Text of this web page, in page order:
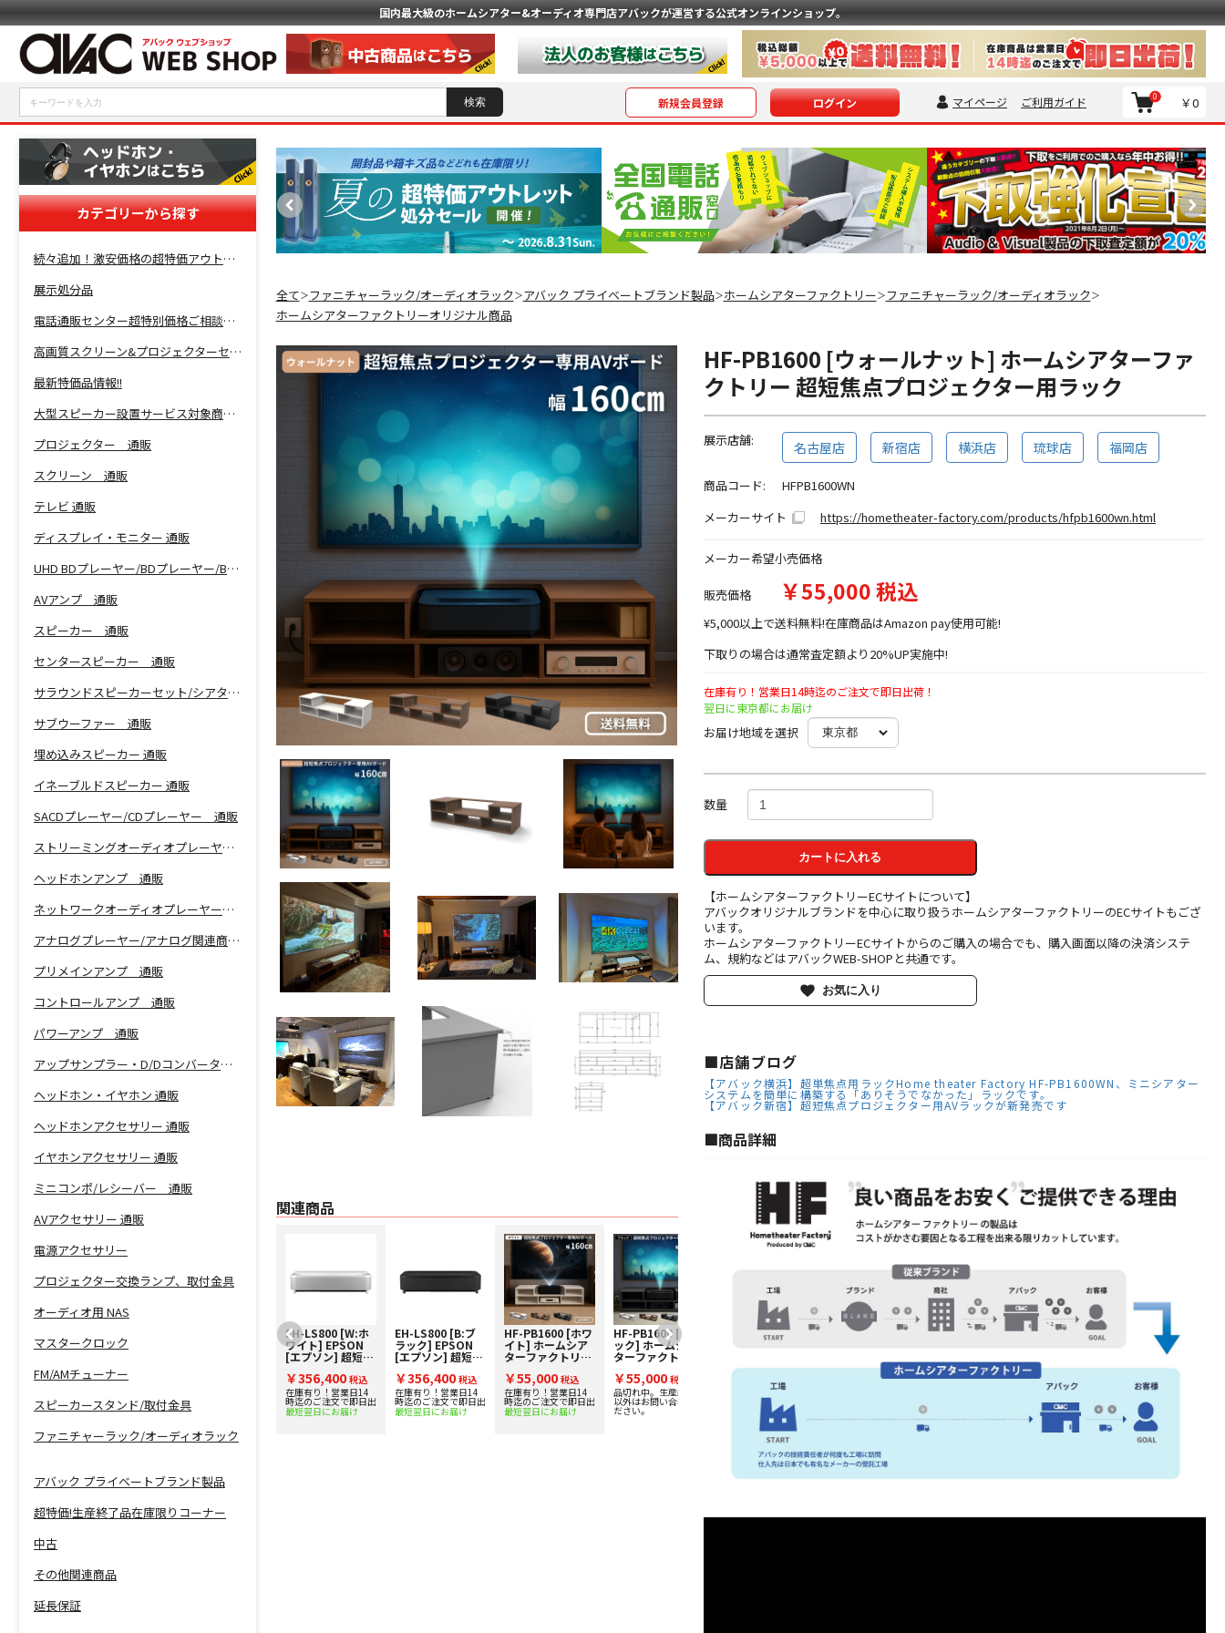
国内最大級のホームシアター&オーディオ専門店アバックが運営する公式オンラインショップ。
新規会員登録 ログイン マイページ ご利用ガイド ￥0
0
カテゴリーから探す
続々追加！激安価格の超特価アウトレットセール開催！
展示処分品
電話通販センター超特別価格ご相談コーナー！
高画質スクリーン&プロジェクターセット超特価！
最新特価品情報!!
大型スピーカー設置サービス対象商品！
プロジェクター 通販
スクリーン 通販
テレビ 通販
ディスプレイ・モニター 通販
UHD BDプレーヤー/BDプレーヤー/BDレコーダー 通販
AVアンプ 通販
スピーカー 通販
センタースピーカー 通販
サラウンドスピーカーセット/シアターバー 通販
サブウーファー 通販
埋め込みスピーカー 通販
イネーブルドスピーカー 通販
SACDプレーヤー/CDプレーヤー 通販
ストリーミングオーディオプレーヤー 通販
ヘッドホンアンプ 通販
ネットワークオーディオプレーヤー 通販
アナログプレーヤー/アナログ関連商品 通販
プリメインアンプ 通販
コントロールアンプ 通販
パワーアンプ 通販
アップサンプラー・D/Dコンバーター 通販
ヘッドホン・イヤホン 通販
ヘッドホンアクセサリー 通販
イヤホンアクセサリー 通販
ミニコンポ/レシーバー 通販
AVアクセサリー 通販
電源アクセサリー
プロジェクター交換ランプ、取付金具
オーディオ用 NAS
マスタークロック
FM/AMチューナー
スピーカースタンド/取付金具
ファニチャーラック/オーディオラック
アバック プライベートブランド製品
超特価!生産終了品在庫限りコーナー
中古
その他関連商品
延長保証
全て＞ファニチャーラック/オーディオラック＞アバック プライベートブランド製品＞ホームシアターファクトリー＞ファニチャーラック/オーディオラック＞
ホームシアターファクトリーオリジナル商品
関連商品
以外はお問い合わせく
ださい。
EH-LS800 [W:ホ
ワイト] EPSON
[エプソン] 超短焦
点4Kプロジェクタ
ー レーザー光源
下取り査定額20%
アップ実施中！
￥356,400 税込
在庫有り！営業日14
時迄のご注文で即日出
最短翌日にお届け
EH-LS800 [B:ブ
ラック] EPSON
[エプソン] 超短焦
点4Kプロジェクタ
ー レーザー光源
下取り査定額20%
アップ実施中！
￥356,400 税込
在庫有り！営業日14
時迄のご注文で即日出
最短翌日にお届け
HF-PB1600 [ホワ
イト] ホームシア
ターファクトリー
クター用ラック
￥55,000 税込
在庫有り！営業日14
時迄のご注文で即日出
最短翌日にお届け
HF-PB1600 [ブラ
ック] ホームシア
ターファクトリー
クター用ラック
￥55,000 税込
品切れ中。生産終了品
以外はお問い合わせく
ださい。
EH-LS800 [W:ホ
ワイト] EPSON
点4Kプロジェクタ
ー レーザー光源
下取り査定額20%
アップ実施中！
￥356,400
在庫有り！営業日14
時迄のご注文で即日出
最短翌日にお届け
HF-PB1600 [ウォールナット] ホームシアターファ
クトリー 超短焦点プロジェクター用ラック
展示店舗: 名古屋店 新宿店 横浜店 琉球店 福岡店
商品コード:
HFPB1600WN
メーカーサイト
https://hometheater-factory.com/products/hfpb1600wn.html
メーカー希望小売価格
販売価格 ￥55,000 税込
¥5,000以上で送料無料!在庫商品はAmazon pay使用可能!
下取りの場合は通常査定額より20%UP実施中!
在庫有り！営業日14時迄のご注文で即日出荷！
翌日に東京都にお届け
お届け地域を選択
数量
カートに入れる
【ホームシアターファクトリーECサイトについて】
アバックオリジナルブランドを中心に取り扱うホームシアターファクトリーのECサイトもござ
います。
ホームシアターファクトリーECサイトからのご購入の場合でも、購入画面以降の決済システ
ム、規約などはアバックWEB-SHOPと共通です。
お気に入り
■店舗ブログ
【アバック横浜】超単焦点用ラックHome theater Factory HF-PB1600WN、ミニシアター
システムを簡単に構築する「ありそうでなかった」ラックです。
【アバック新宿】超短焦点プロジェクター用AVラックが新発売です
■︎商品詳細